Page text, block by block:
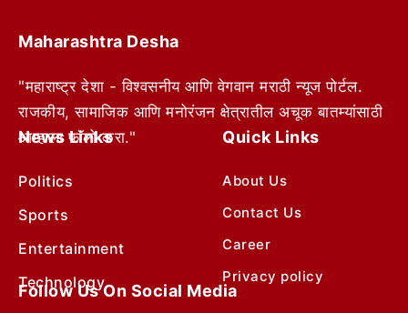
Maharashtra Desha
"महाराष्ट्र देशा - विश्वसनीय आणि वेगवान मराठी न्यूज पोर्टल.
राजकीय, सामाजिक आणि मनोरंजन क्षेत्रातील अचूक बातम्यांसाठी
आम्हाला फॉलो करा."
News Links
Politics
Sports
Entertainment
Technology
Quick Links
About Us
Contact Us
Career
Privacy policy
Follow Us On Social Media